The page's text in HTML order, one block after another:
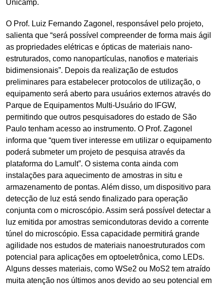
Unicamp.
O Prof. Luiz Fernando Zagonel, responsável pelo projeto,
salienta que “será possível compreender de forma mais ágil
as propriedades elétricas e ópticas de materiais nano-
estruturados, como nanopartículas, nanofios e materiais
bidimensionais”. Depois da realização de estudos
preliminares para estabelecer protocolos de utilização, o
equipamento será aberto para usuários externos através do
Parque de Equipamentos Multi-Usuário do IFGW,
permitindo que outros pesquisadores do estado de São
Paulo tenham acesso ao instrumento. O Prof. Zagonel
informa que “quem tiver interesse em utilizar o equipamento
poderá submeter um projeto de pesquisa através da
plataforma do Lamult”. O sistema conta ainda com
instalações para aquecimento de amostras in situ e
armazenamento de pontas. Além disso, um dispositivo para
detecção de luz está sendo finalizado para operação
conjunta com o microscópio. Assim será possível detectar a
luz emitida por amostras semicondutoras devido a corrente
túnel do microscópio. Essa capacidade permitirá grande
agilidade nos estudos de materiais nanoestruturados com
potencial para aplicações em optoeletrônica, como LEDs.
Alguns desses materiais, como WSe2 ou MoS2 tem atraído
muita atenção nos últimos anos devido ao seu potencial em